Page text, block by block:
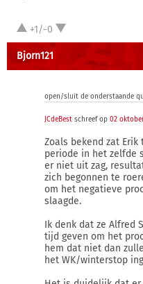
+1/-0
Bjorn121
open/sluit de onderstaande
JCdeBest schreef op 02
Zoals bekend zat
periode in het zelfde
er niet uit zag,
zich begonnen te
om het negatieve
slaagde.
Ik denk dat ze Alfred
tijd geven om het
hem dat niet dan
het WK/winterstop